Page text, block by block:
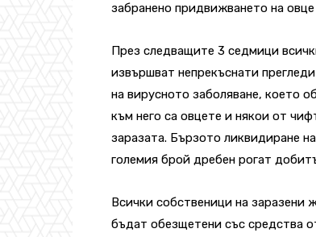
забранено придвижването на
През следващите 3 седмици
извършват непрекъснати
на вирусното заболяване, което
към него са овцете и някои от
заразата. Бързото ликвидиране
големия брой дребен рогат
Всички собственици на
бъдат обезщетени със средства